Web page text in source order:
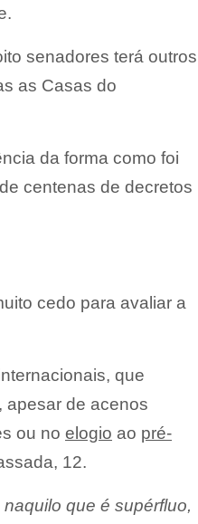
senadores terá outros
as Casas do
da forma como foi
centenas de decretos
cedo para avaliar a
que
apesar de acenos
ou no elogio ao pré-
12.
que é supérfluo,